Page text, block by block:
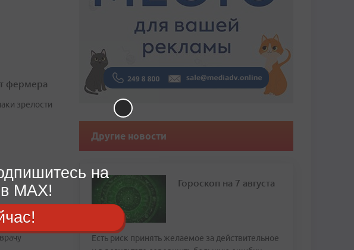
фермера
зрелости
Другие новости
Гороскоп на 7 августа
Есть риск принять желаемое за действительное
на
MAX!